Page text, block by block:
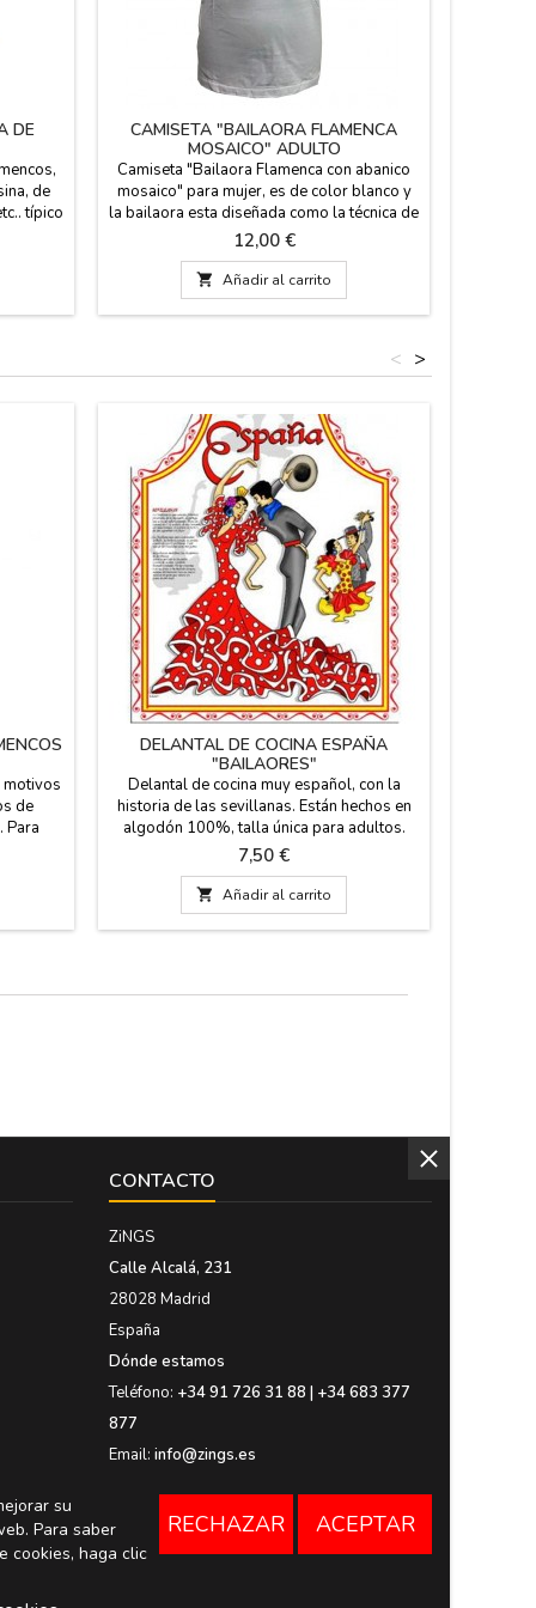
DE
de
típico
CAMISETA "BAILAORA FLAMENCA
MOSAICO" ADULTO
Camiseta "Bailaora Flamenca con abanico
mosaico" para mujer, es de color blanco y
la bailaora esta diseñada como la técnica de
mosaico, trencadis. Es de algodon 100%,
se recomienda lavado en frío.
Precio
12,00 €
 Añadir al carrito
>
<
de
Para
DELANTAL DE COCINA ESPAÑA
"BAILAORES"
Delantal de cocina muy español, con la
historia de las sevillanas. Están hechos en
algodón 100%, talla única para adultos.
Souvenir de España y regalo para los muy
cocineros. Lavar en agua fría 30º . Medida:
70 cm altura x 50 cm.
Precio
7,50 €
 Añadir al carrito
CONTACTO
ZiNGS
Calle Alcalá, 231
28028 Madrid
España
Dónde estamos
Teléfono: +34 91 726 31 88 | +34 683 377
877
Email: info@zings.es
su
Para saber
cookies, haga clic
RECHAZAR ACEPTAR